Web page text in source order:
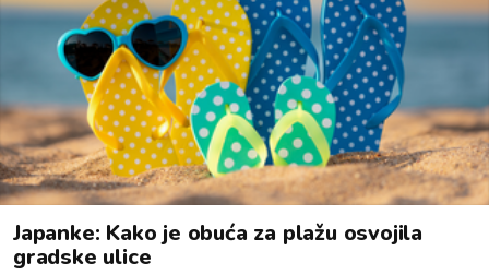
Japanke: Kako je obuća za plažu osvojila
gradske ulice